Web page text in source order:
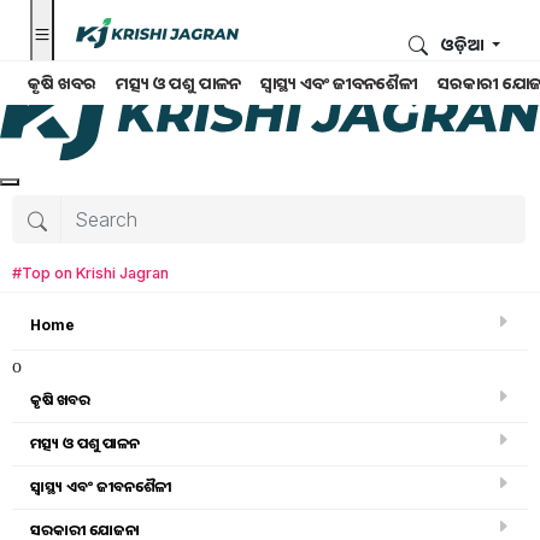
କୃଷି ଖବର ମତ୍ସ୍ୟ ଓ ପଶୁ ପାଳନ ସ୍ୱାସ୍ଥ୍ୟ ଏବଂ ଜୀବନଶୈଳୀ ସରକାରୀ
ଓଡ଼ିଆ
#Top on Krishi Jagran
Home
o
କୃଷି ଖବର
ମତ୍ସ୍ୟ ଓ ପଶୁ ପାଳନ
ସ୍ୱାସ୍ଥ୍ୟ ଏବଂ ଜୀବନଶୈଳୀ
ସରକାରୀ ଯୋଜନା
କୃଷି ଉପକରଣ